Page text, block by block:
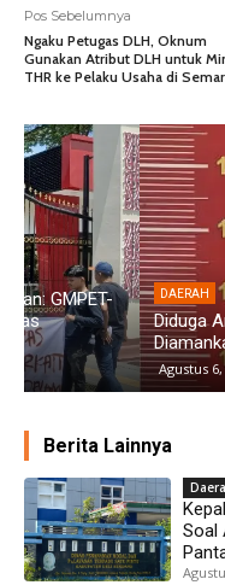
Pos Sebelumnya
Ngaku Petugas DLH, Oknum
Gunakan Atribut DLH untuk
THR ke Pelaku Usaha di
DAERAH
Diduga Aniaya Wanita
Diamankan Polsek
Agustus 6, 2026
Berita Lainnya
Soal